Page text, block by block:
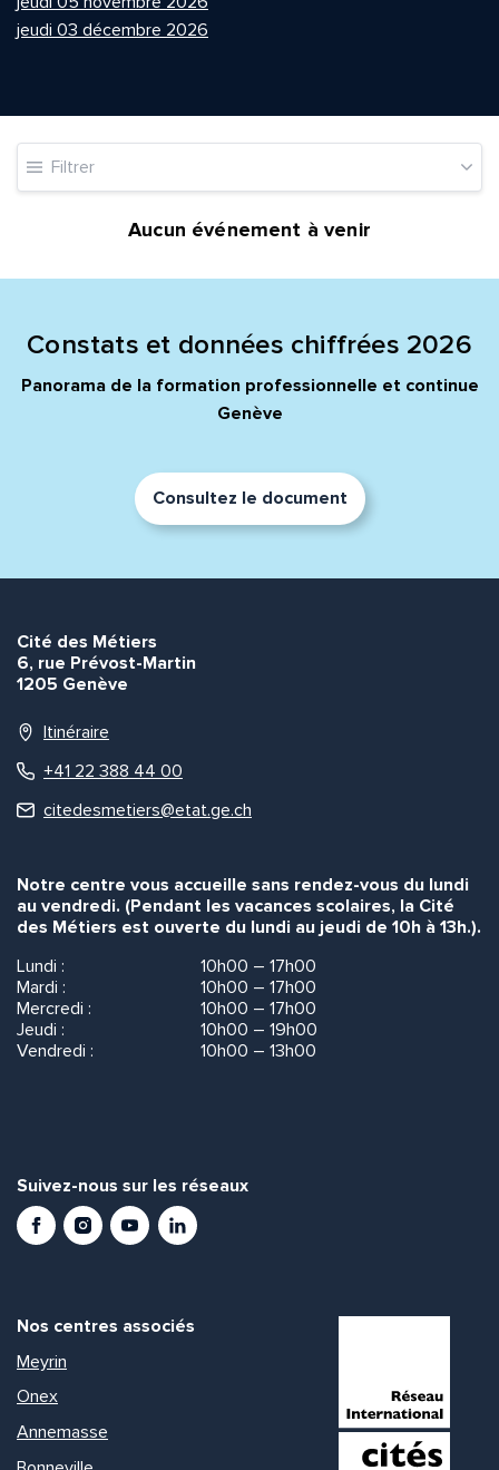
jeudi 03 décembre 2026
Filtrer
Aucun événement à venir
Constats et données chiffrées 2026
Panorama de la formation professionnelle et continue
Genève
Consultez le document
Cité des Métiers
6, rue Prévost-Martin
1205 Genève
Itinéraire
+41 22 388 44 00
citedesmetiers@etat.ge.ch
Notre centre vous accueille sans rendez-vous du lundi
au vendredi. (Pendant les vacances scolaires, la Cité
des Métiers est ouverte du lundi au jeudi de 10h à 13h.).
Lundi :
10h00 – 17h00
Mardi :
10h00 – 17h00
Mercredi :
10h00 – 17h00
Jeudi :
10h00 – 19h00
Vendredi :
10h00 – 13h00
Suivez-nous sur les réseaux
FacebookInstagramYoutubeLinkedIn
Nos centres associés
Meyrin
Onex
Annemasse
Prénom et nom*
Envoyer
Commentaire*
Envoyer